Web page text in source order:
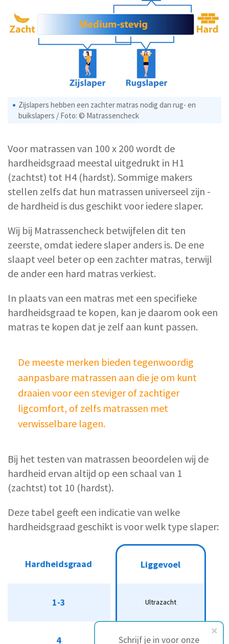
Zijslapers hebben een zachter matras nodig dan rug- en
buikslapers / Foto: © Matrassencheck
Voor matrassen van 100 x 200 wordt de
hardheidsgraad meestal uitgedrukt in H1
(zachtst) tot H4 (hardst). Sommige makers
stellen zelfs dat hun matrassen universeel zijn -
de hardheid is dus geschikt voor iedere slaper.
Wij bij Matrassencheck betwijfelen dit ten
zeerste, omdat iedere slaper anders is. De ene
slaapt veel beter op een zachter matras, terwijl
de ander een hard matras verkiest.
In plaats van een matras met een specifieke
hardheidsgraad te kopen, kan je daarom ook een
matras te kopen dat je zelf aan kunt passen.
De meeste merken bieden tegenwoordig
aanpasbare matrassen aan die je om kunt
draaien voor een steviger of zachtiger
ligcomfort, of zelfs matrassen met
verwisselbare lagen.
Bij het testen van matrassen beoordelen wij de
hardheid ervan altijd op een schaal van 1
(zachtst) tot 10 (hardst).
Deze tabel geeft een indicatie van welke
hardheidsgraad geschikt is voor welk type slaper:
Hardheidsgraad Liggevoel
voor ...
1-3
zijslaper
4 Zacht
Liggevoel
Ultrazacht
Zacht
Hardheidsgraad
1-3
4
Schrijf je in voor onze